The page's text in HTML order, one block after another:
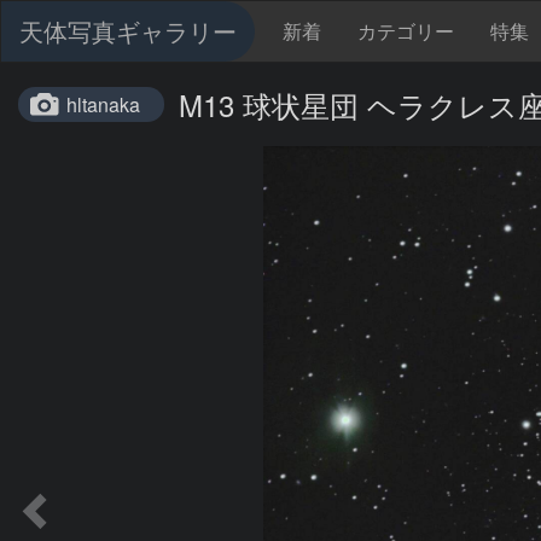
天体写真ギャラリー 新着 カテゴリー 特集
hltanaka M13 球状星団 ヘラクレス